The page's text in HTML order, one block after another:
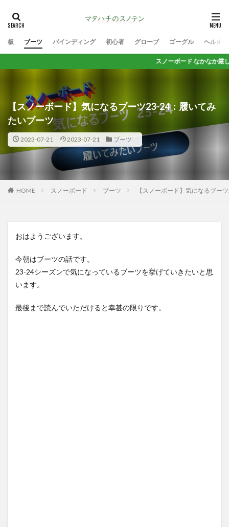
板 ブーツ バインディング 初心者 グローブ ゴーグル ヘルメ
スノーボード なかなか厳しい世の中だけ
【スノーボード】気になるブーツ23-24：履いてみ
たいブーツ
2023-07-21 2023-07-21 ブーツ
HOME スノーボード ブーツ 【スノーボード】気になるブー
おはようございます。
今朝はブーツの話です。
23-24シーズンで気になっているブーツを挙げていきたいと思
います。
最後まで読んでいただけると幸甚の限りです。